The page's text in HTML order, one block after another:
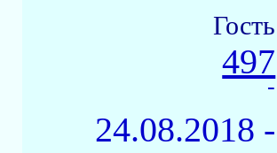
Гость
497
-
24.08.2018 -